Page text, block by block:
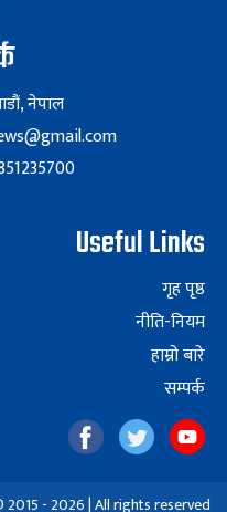
नेपाल
Useful Links
गृह पृष्ठ
नीति-नियम
हाम्रो बारे
सम्पर्क
- 2026 | All rights reserved